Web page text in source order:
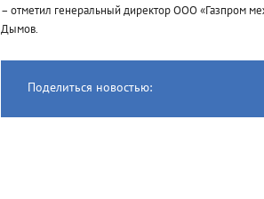
– отметил генеральный директор ООО «Газпром
Дымов.
Поделиться новостью: